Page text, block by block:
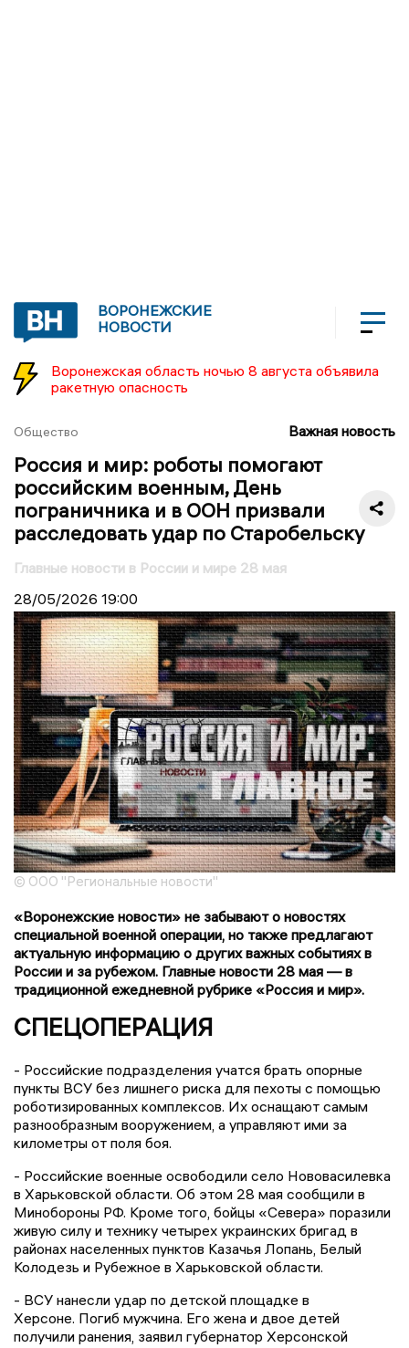
ВОРОНЕЖСКИЕ
НОВОСТИ
Воронежская область ночью 8 августа объявила
ракетную опасность
Общество Важная новость
Россия и мир: роботы помогают
российским военным, День
пограничника и в ООН призвали
расследовать удар по Старобельску
Главные новости в России и мире 28 мая
28/05/2026 19:00
© ООО "Региональные новости"
«Воронежские новости» не забывают о новостях
специальной военной операции, но также предлагают
актуальную информацию о других важных событиях в
России и за рубежом. Главные новости 28 мая — в
традиционной ежедневной рубрике «Россия и мир».
СПЕЦОПЕРАЦИЯ
- Российские подразделения учатся брать опорные
пункты ВСУ без лишнего риска для пехоты с помощью
роботизированных комплексов. Их оснащают самым
разнообразным вооружением, а управляют ими за
километры от поля боя.
- Российские военные освободили село Нововасилевка
в Харьковской области. Об этом 28 мая сообщили в
Минобороны РФ. Кроме того, бойцы «Севера» поразили
живую силу и технику четырех украинских бригад в
районах населенных пунктов Казачья Лопань, Белый
Колодезь и Рубежное в Харьковской области.
- ВСУ нанесли удар по детской площадке в
Херсоне. Погиб мужчина. Его жена и двое детей
получили ранения, заявил губернатор Херсонской